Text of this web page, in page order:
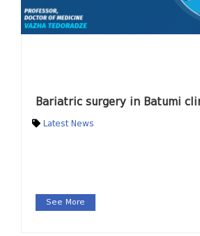
Bariatric surgery in Batumi
Latest News
See More